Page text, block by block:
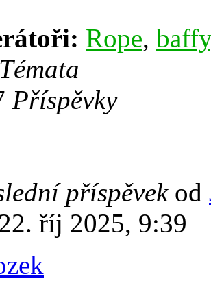
Rope, baffy
Témata
Příspěvky
příspěvekod
říj 2025, 9:39